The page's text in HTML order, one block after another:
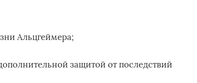
Альцгеймера;
защитой от последствий